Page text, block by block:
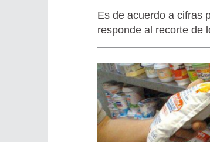
Es de acuerdo a cifras
responde al recorte de